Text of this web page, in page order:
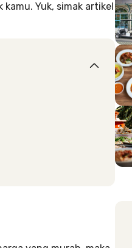
Yuk, simak artikel